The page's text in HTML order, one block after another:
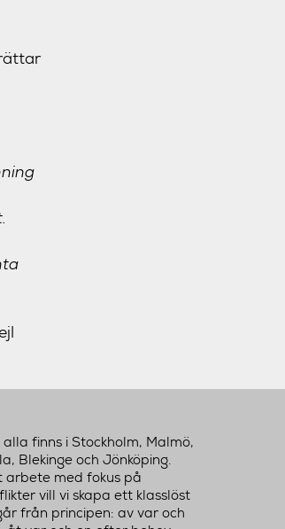
finns i Stockholm, Malmö,
Blekinge och Jönköping.
arbete med fokus på
vill vi skapa ett klasslöst
från principen: av var och